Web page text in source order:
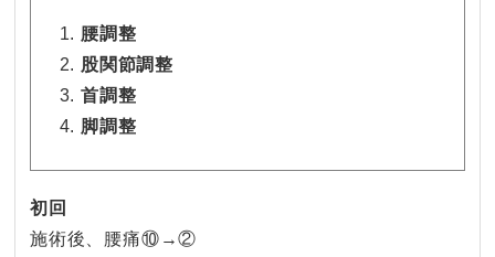
腰調整
股関節調整
首調整
脚調整
初回
施術後、腰痛⑩→②